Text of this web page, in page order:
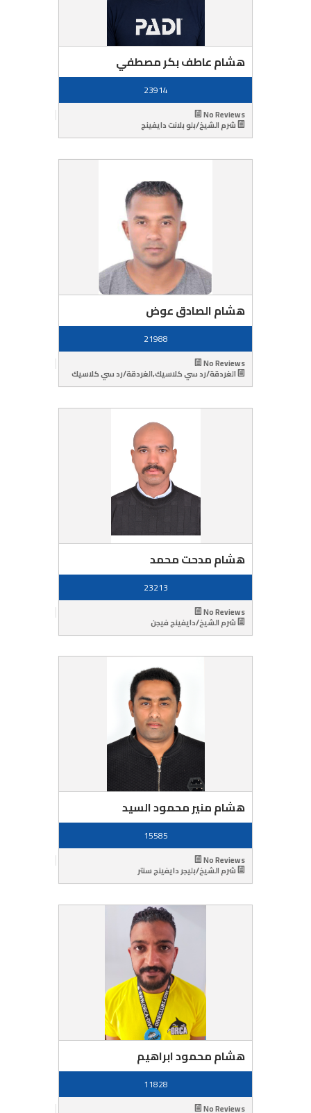
هشام عاطف بكر مصطفي
23914
No Reviews
شرم الشيخ/بلو بلانت دايفينج
هشام الصادق عوض
21988
No Reviews
الغردقة/رد سي كلاسيك,الغردقة/رد سي كلاسيك
هشام مدحت محمد
23213
No Reviews
شرم الشيخ/دايفينج فيجن
هشام منير محمود السيد
15585
No Reviews
شرم الشيخ/بليجر دايفينج سنتر
هشام محمود ابراهيم
11828
No Reviews